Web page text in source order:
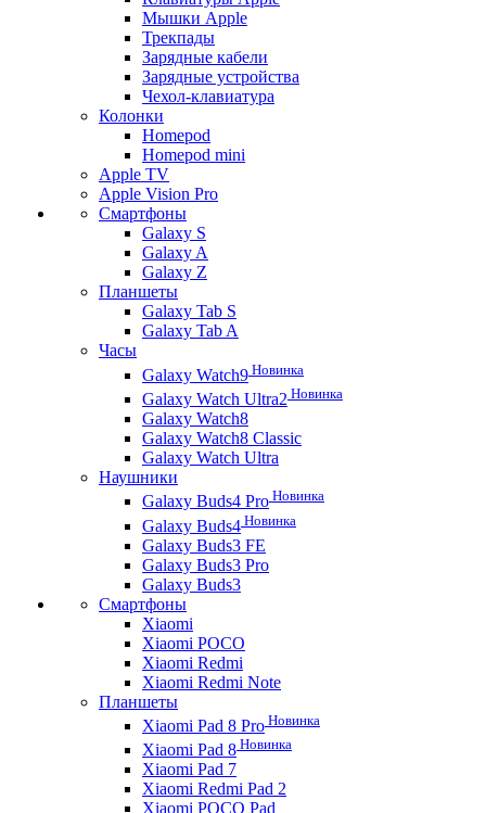
Мышки Apple
Трекпады
Зарядные кабели
Зарядные устройства
Чехол-клавиатура
Колонки
Homepod
Homepod mini
Apple TV
Apple Vision Pro
Смартфоны
Galaxy S
Galaxy A
Galaxy Z
Планшеты
Galaxy Tab S
Galaxy Tab A
Часы
Galaxy Watch9 Новинка
Galaxy Watch Ultra2 Новинка
Galaxy Watch8
Galaxy Watch8 Classic
Galaxy Watch Ultra
Наушники
Galaxy Buds4 Pro Новинка
Galaxy Buds4 Новинка
Galaxy Buds3 FE
Galaxy Buds3 Pro
Galaxy Buds3
Смартфоны
Xiaomi
Xiaomi POCO
Xiaomi Redmi
Xiaomi Redmi Note
Планшеты
Xiaomi Pad 8 Pro Новинка
Xiaomi Pad 8 Новинка
Xiaomi Pad 7
Xiaomi Redmi Pad 2
Xiaomi POCO Pad